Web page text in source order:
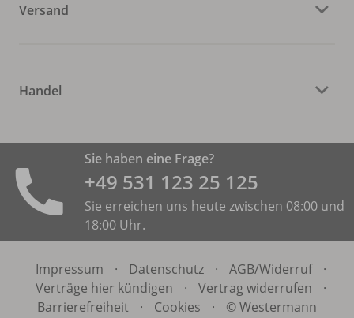
Versand
Handel
Sie haben eine Frage?
+49 531 ­123 25 125
Sie erreichen uns heute zwischen 08:00 und
18:00 Uhr.
Impressum · Datenschutz · AGB/Widerruf
·
Verträge hier kündigen
· Vertrag widerrufen
·
Barrierefreiheit
· Cookies · © Westermann